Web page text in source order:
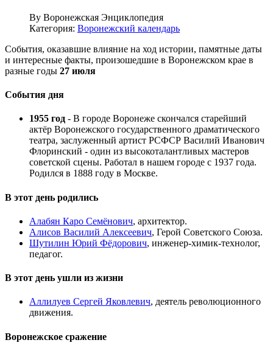
By Воронежская Энциклопедия
Категория: Воронежский календарь
События, оказавшие влияние на ход истории, памятные даты
и интересные факты, произошедшие в Воронежском крае в
разные годы 27 июля
События дня
1955 год - В городе Воронеже скончался старейший
актёр Воронежского государственного драматического
театра, заслуженный артист РСФСР Василий Иванович
Флоринский - один из высокоталантливых мастеров
советской сцены. Работал в нашем городе с 1937 года.
Родился в 1888 году в Москве.
В этот день родились
Алабян Каро Семёнович, архитектор.
Алисов Василий Алексеевич, Герой Советского Союза.
Шутилин Юрий Фёдорович, инженер-химик-технолог,
педагог.
В этот день ушли из жизни
Аллилуев Сергей Яковлевич, деятель революционного
движения.
Воронежское сражение